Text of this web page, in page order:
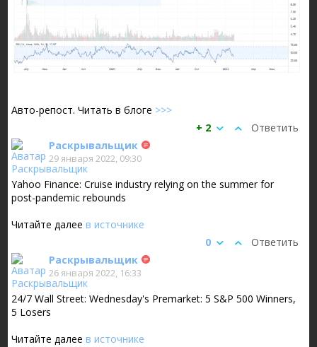
Авто-репост. Читать в блоге >>>
Ответить
+ 2
Раскрывальщик
29 января 2022, 09:30
Yahoo Finance: Cruise industry relying on the summer for
post-pandemic rebounds
Читайте далеев источнике
Ответить
0
Раскрывальщик
26 января 2022, 16:33
24/7 Wall Street: Wednesday's Premarket: 5 S&P 500 Winners,
5 Losers
Читайте далеев источнике